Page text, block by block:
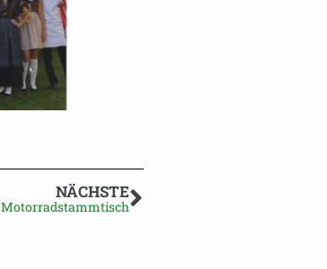
NÄCHSTE
Motorradstammtisch